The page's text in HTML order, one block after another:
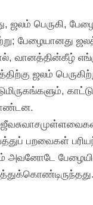
ஜலம் பெருகி,
பேழையானது
வானத்தின்கீழ்
ஜலம்
பறவைகள்
அவனோடே